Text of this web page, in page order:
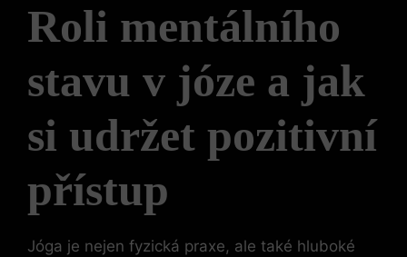
Roli mentálního
stavu v józe a jak
si udržet pozitivní
přístup
Jóga je nejen fyzická praxe, ale také hluboké